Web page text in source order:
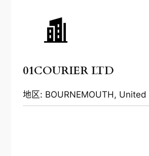
01COURIER LTD
地区: BOURNEMOUTH,